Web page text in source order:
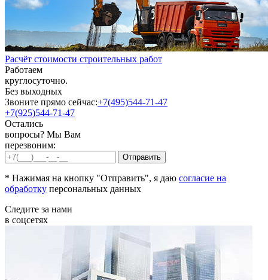
Расчёт стоимости строительных работ
Работаем
круглосуточно.
Без выходных
Звоните прямо сейчас:+7(495)544-71-47
+7(925)544-71-47
Остались
вопросы? Мы Вам
перезвоним:
* Нажимая на кнопку "Отправить", я даю согласие на
обработку персональных данных
Следите за нами
в соцсетях